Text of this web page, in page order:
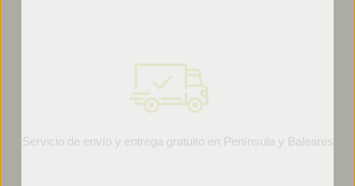
Servicio de envío y entrega gratuito en Península y Baleares